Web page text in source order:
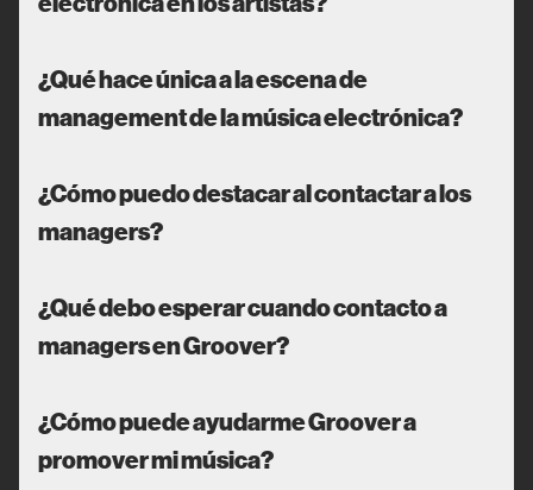
¿Qué hace única a la escena de
management de la música electrónica?
¿Cómo puedo destacar al contactar a los
managers?
¿Qué debo esperar cuando contacto a
managers en Groover?
¿Cómo puede ayudarme Groover a
promover mi música?